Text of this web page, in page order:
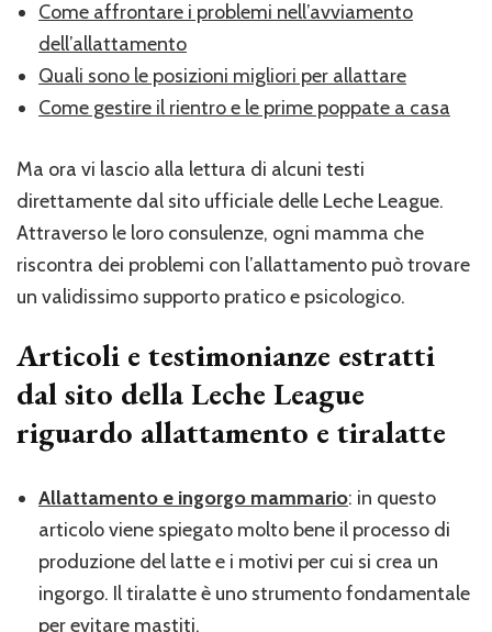
Come affrontare i problemi nell’avviamento
dell’allattamento
Quali sono le posizioni migliori per allattare
Come gestire il rientro e le prime poppate a casa
Ma ora vi lascio alla lettura di alcuni testi
direttamente dal sito ufficiale delle Leche League.
Attraverso le loro consulenze, ogni mamma che
riscontra dei problemi con l’allattamento può trovare
un validissimo supporto pratico e psicologico.
Articoli e testimonianze estratti
dal sito della Leche League
riguardo allattamento e tiralatte
Allattamento e ingorgo mammario: in questo
articolo viene spiegato molto bene il processo di
produzione del latte e i motivi per cui si crea un
ingorgo. Il tiralatte è uno strumento fondamentale
per evitare mastiti.